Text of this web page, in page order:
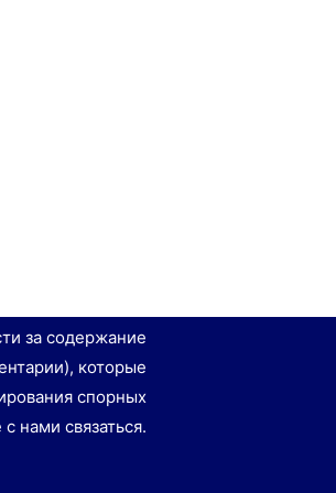
за содержание
которые
спорных
нами связаться.